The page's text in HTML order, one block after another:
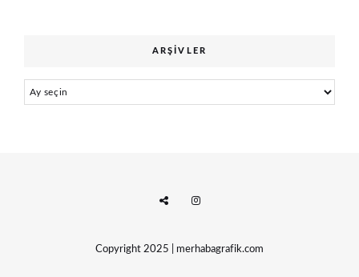
ARŞIVLER
Copyright 2025 | merhabagrafik.com